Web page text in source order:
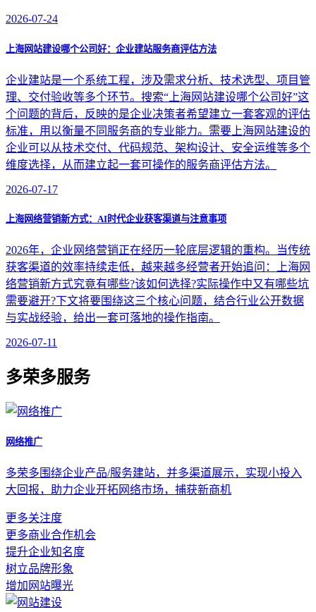
2026-07-24
上海网站建设哪个公司好：企业建站服务商评估方法
企业建站是一个系统工程，涉及需求分析、技术选型、项目管
理、交付验收等多个环节。搜索“上海网站建设哪个公司好”这
个问题的背后，反映的是企业决策者希望建立一套客观的评估
标准，用以衡量不同服务商的专业能力。需要上海网站建设的
企业可以从技术交付、代码规范、架构设计、安全运维等多个
维度选择，从而建立起一套可操作的服务商评估方法。
2026-07-17
上海网络营销新方式：AI时代企业获客渠道与注意事项
2026年，企业网络营销正在经历一轮底层逻辑的重构。当传统
获客渠道的效率持续走低，越来越多经营者开始追问：上海网
络营销新方式究竟有哪些?该如何选择?实际操作中又有哪些坑
需要避开?下文将要围绕这三个核心问题，结合行业公开数据
与实战经验，给出一套可落地的操作指南。
2026-07-11
多荣多服务
网络推广
多荣多围绕企业产品/服务建站，并多渠道展示，实现小投入
大回报，助力企业开拓网络市场，捕获新商机
更多关注度
更多商业合作机会
提升企业知名度
树立品牌形象
增加网站曝光